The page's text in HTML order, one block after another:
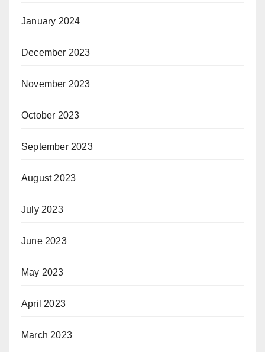
January 2024
December 2023
November 2023
October 2023
September 2023
August 2023
July 2023
June 2023
May 2023
April 2023
March 2023